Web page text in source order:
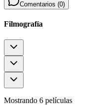
Comentarios (0)
Filmografía
Mostrando 6 películas